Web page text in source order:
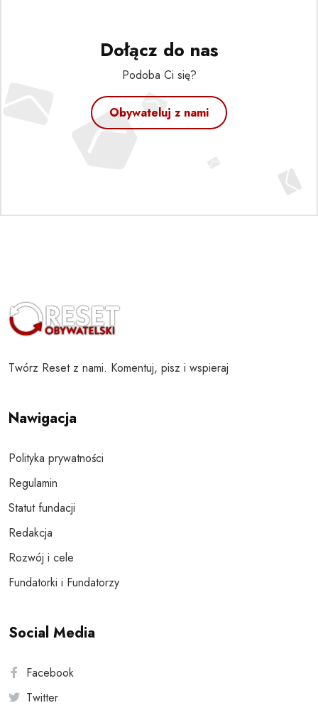
Dołącz do nas
Podoba Ci się?
Obywateluj z nami
Twórz Reset z nami. Komentuj, pisz i wspieraj
Nawigacja
Polityka prywatności
Regulamin
Statut fundacji
Redakcja
Rozwój i cele
Fundatorki i Fundatorzy
Social Media
Facebook
Twitter